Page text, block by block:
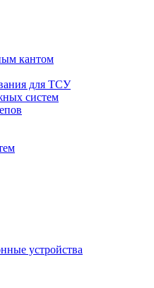
кантом
для ТСУ
систем
устройства